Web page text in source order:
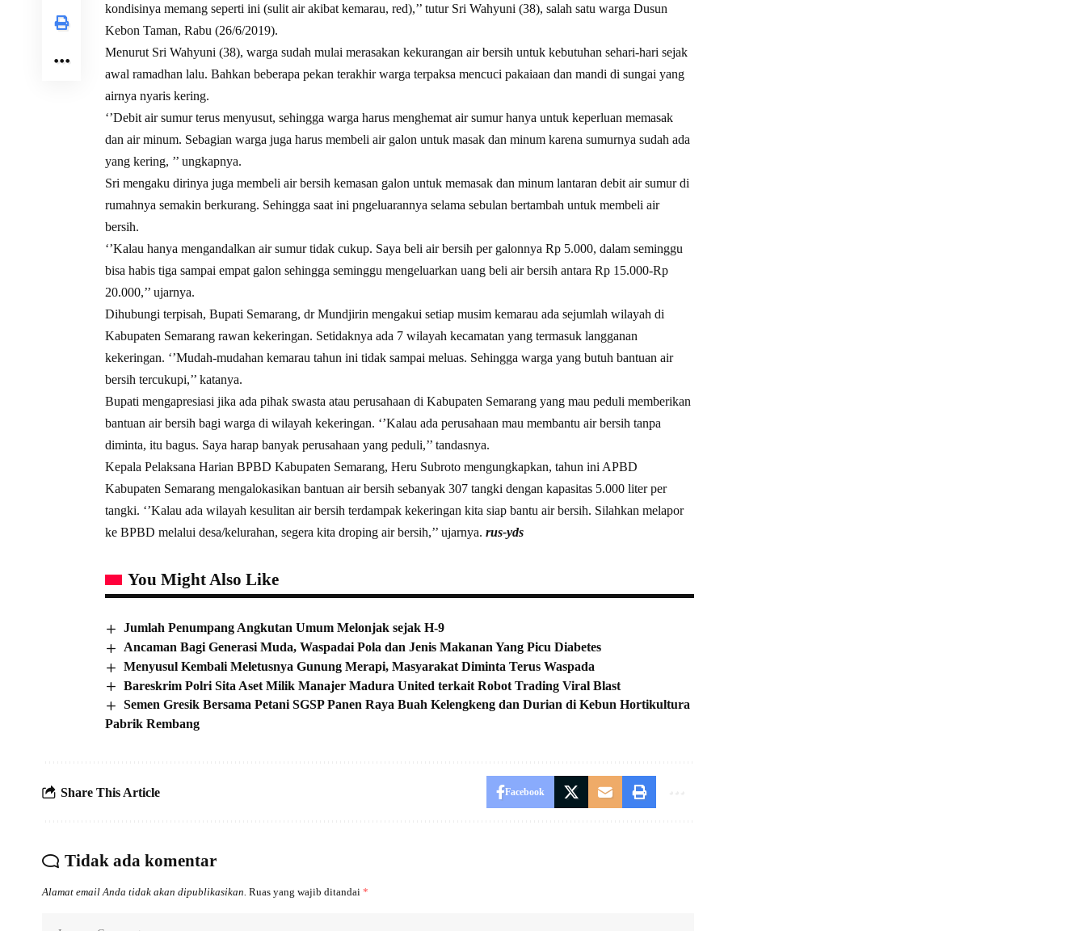
kondisinya memang seperti ini (sulit air akibat kemarau, red),’’ tutur Sri Wahyuni (38), salah satu warga Dusun
Kebon Taman, Rabu (26/6/2019).
Menurut Sri Wahyuni (38), warga sudah mulai merasakan kekurangan air bersih untuk kebutuhan sehari-hari sejak
awal ramadhan lalu. Bahkan beberapa pekan terakhir warga terpaksa mencuci pakaiaan dan mandi di sungai yang
airnya nyaris kering.
‘’Debit air sumur terus menyusut, sehingga warga harus menghemat air sumur hanya untuk keperluan memasak
dan air minum. Sebagian warga juga harus membeli air galon untuk masak dan minum karena sumurnya sudah ada
yang kering, ’’ ungkapnya.
Sri mengaku dirinya juga membeli air bersih kemasan galon untuk memasak dan minum lantaran debit air sumur di
rumahnya semakin berkurang. Sehingga saat ini pngeluarannya selama sebulan bertambah untuk membeli air
bersih.
‘’Kalau hanya mengandalkan air sumur tidak cukup. Saya beli air bersih per galonnya Rp 5.000, dalam seminggu
bisa habis tiga sampai empat galon sehingga seminggu mengeluarkan uang beli air bersih antara Rp 15.000-Rp
20.000,’’ ujarnya.
Dihubungi terpisah, Bupati Semarang, dr Mundjirin mengakui setiap musim kemarau ada sejumlah wilayah di
Kabupaten Semarang rawan kekeringan. Setidaknya ada 7 wilayah kecamatan yang termasuk langganan
kekeringan. ‘’Mudah-mudahan kemarau tahun ini tidak sampai meluas. Sehingga warga yang butuh bantuan air
bersih tercukupi,’’ katanya.
Bupati mengapresiasi jika ada pihak swasta atau perusahaan di Kabupaten Semarang yang mau peduli memberikan
bantuan air bersih bagi warga di wilayah kekeringan. ‘’Kalau ada perusahaan mau membantu air bersih tanpa
diminta, itu bagus. Saya harap banyak perusahaan yang peduli,’’ tandasnya.
Kepala Pelaksana Harian BPBD Kabupaten Semarang, Heru Subroto mengungkapkan, tahun ini APBD
Kabupaten Semarang mengalokasikan bantuan air bersih sebanyak 307 tangki dengan kapasitas 5.000 liter per
tangki. ‘’Kalau ada wilayah kesulitan air bersih terdampak kekeringan kita siap bantu air bersih. Silahkan melapor
ke BPBD melalui desa/kelurahan, segera kita droping air bersih,’’ ujarnya. rus-yds
You Might Also Like
Jumlah Penumpang Angkutan Umum Melonjak sejak H-9
Ancaman Bagi Generasi Muda, Waspadai Pola dan Jenis Makanan Yang Picu Diabetes
Menyusul Kembali Meletusnya Gunung Merapi, Masyarakat Diminta Terus Waspada
Bareskrim Polri Sita Aset Milik Manajer Madura United terkait Robot Trading Viral Blast
Semen Gresik Bersama Petani SGSP Panen Raya Buah Kelengkeng dan Durian di Kebun Hortikultura
Pabrik Rembang
Share This Article Facebook
Tidak ada komentar
Alamat email Anda tidak akan dipublikasikan. Ruas yang wajib ditandai *